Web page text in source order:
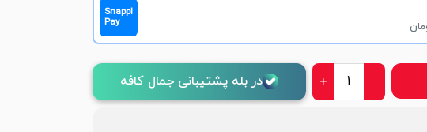
Snapp!
Pay
در بله پشتیبانی جمال کافه